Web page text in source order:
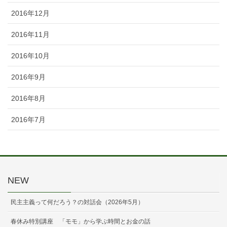
2016年12月
2016年11月
2016年10月
2016年9月
2016年8月
2016年7月
NEW
民主主義って何だろう？の対話会（2026年5月）
春休み特別講座 「モモ」から学ぶ時間とお金の話